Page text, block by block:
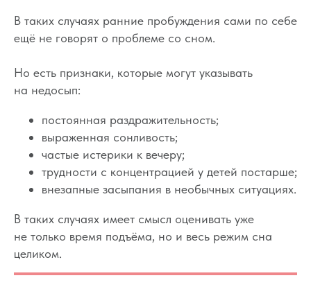
В таких случаях ранние пробуждения сами по себе
ещё не говорят о проблеме со сном.
Но есть признаки, которые могут указывать
на недосып:
постоянная раздражительность;
выраженная сонливость;
частые истерики к вечеру;
трудности с концентрацией у детей постарше;
внезапные засыпания в необычных ситуациях.
В таких случаях имеет смысл оценивать уже
не только время подъёма, но и весь режим сна
целиком.